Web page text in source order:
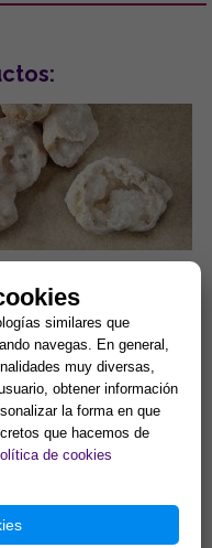
APROX.
tu hogar pesado o
Despierta la
de tu entorno con el
maestro de la
€
Comprar
similares que
navegas. En general,
muy diversas,
obtener información
la forma en que
que hacemos de
de cookies